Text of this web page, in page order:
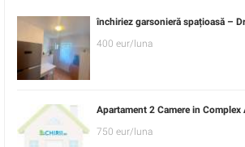
închiriez garsonieră spațioasă –
400 eur/luna
Apartament 2 Camere in
750 eur/luna